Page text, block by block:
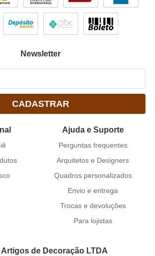
Newsletter
CADASTRAR
Ajuda e Suporte
Perguntas frequentes
Arquitetos e Designers
Quadros personalizados
Envio e entrega
Trocas e devoluções
Para lojistas
Artigos de Decoração LTDA